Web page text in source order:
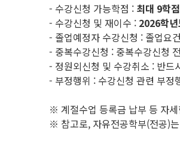
- 수강신청 가능학점 : 최대 9학
- 수강신청 및 재이수 : 2026학
- 졸업예정자 수강신청 : 졸업요
- 중복수강신청 : 중복수강신청
- 정원외신청 및 수강취소 : 반드
- 부정행위 : 수강신청 관련 부정
※ 계절수업 등록금 납부 등 자
※ 참고로, 자유전공학부(전공)